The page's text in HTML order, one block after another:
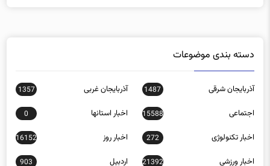
آذربایجان شرقی
اجتماعی 15588 اخبار استانها 0
اخبار تکنولوژی 272 اخبار روز 16152
اخبار ورزشی 21392 اردبیل 903